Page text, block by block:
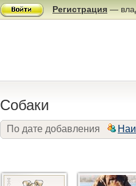
Регистрация —
Собаки
По дате добавления